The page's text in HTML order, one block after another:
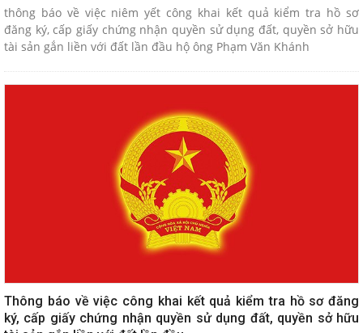
thông báo về việc niêm yết công khai kết quả kiểm tra hồ sơ
đăng ký, cấp giấy chứng nhận quyền sử dụng đất, quyền sở hữu
tài sản gắn liền với đất lần đầu hộ ông Phạm Văn Khánh
Thông báo về việc công khai kết quả kiểm tra hồ sơ đăng
ký, cấp giấy chứng nhận quyền sử dụng đất, quyền sở hữu